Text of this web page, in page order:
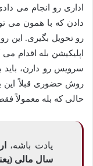
اداری رو انجام می
دادن که با همون می
رو تحویل بگیری. این
اپلیکیشن بله اقدام
سرویس رو دارن،
روش حضوری قبلاً این
حالی که بله معمولاً
یادت باشه،
سال مالی